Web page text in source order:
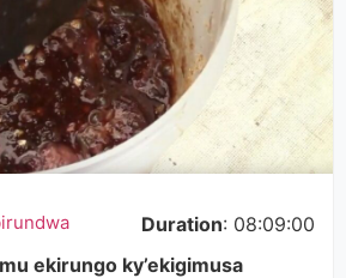
Duration: 08:09:00
ekirungo ky’ekigimusa